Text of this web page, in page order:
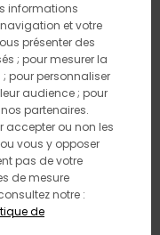
informations
et votre
présenter des
; pour mesurer la
pour personnaliser
audience ; pour
partenaires.
accepter ou non les
vous y opposer
pas de votre
de mesure
notre :
de